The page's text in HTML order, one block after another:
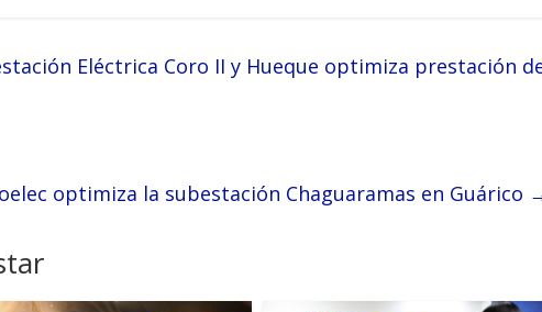
Eléctrica Coro II y Hueque optimiza prestación
optimiza la subestación Chaguaramas en Guárico